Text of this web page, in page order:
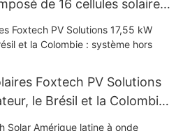
de 16 cellules solaires
de 590 W, 620 W, 630 W
Foxtech PV Solutions
le Brésil et la Colombie :
V